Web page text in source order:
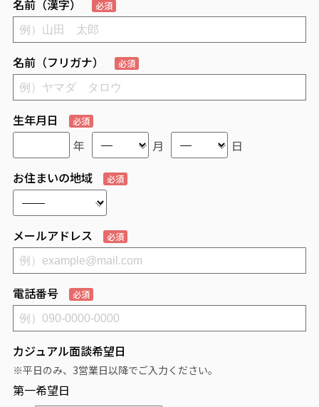
名前（漢字） 必須
名前（フリガナ） 必須
生年月日 必須
年 月
日
お住まいの地域
必須
メールアドレス 必須
電話番号 必須
カジュアル面談希望日
※平日のみ、3営業日以降でご入力ください。
第一希望日